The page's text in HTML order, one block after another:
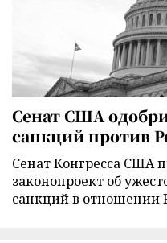
Сенат США
санкций против
Сенат Конгресса США
законопроект об
санкций в отношении